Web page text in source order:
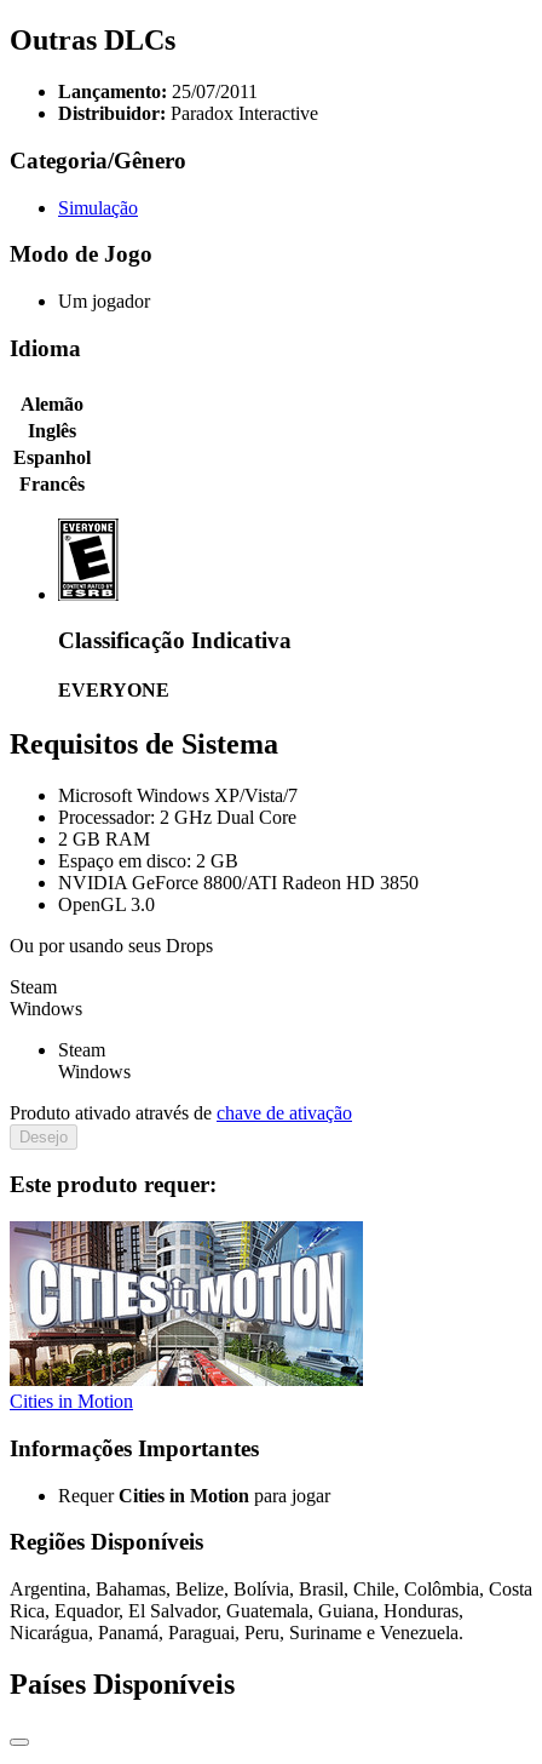
Outras DLCs
Lançamento: 25/07/2011
Distribuidor: Paradox Interactive
Categoria/Gênero
Simulação
Modo de Jogo
Um jogador
Idioma
Alemão
Inglês
Espanhol
Francês
Classificação Indicativa
EVERYONE
Requisitos de Sistema
Microsoft Windows XP/Vista/7
Processador: 2 GHz Dual Core
2 GB RAM
Espaço em disco: 2 GB
NVIDIA GeForce 8800/ATI Radeon HD 3850
OpenGL 3.0
Ou porusando seus Drops
Steam
Windows
Steam
Windows
Produto ativado através de chave de ativação
Desejo
Este produto requer:
Cities in Motion
Informações Importantes
RequerCities in Motion para jogar
Regiões Disponíveis
Argentina, Bahamas, Belize, Bolívia, Brasil, Chile, Colômbia, Costa
Rica, Equador, El Salvador, Guatemala, Guiana, Honduras,
Nicarágua, Panamá, Paraguai, Peru, Suriname e Venezuela.
Países Disponíveis